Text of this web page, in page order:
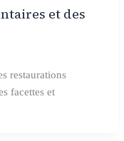
et des
restaurations
facettes et